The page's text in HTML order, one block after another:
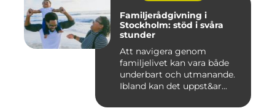
Familjerådgivning i
Stockholm: stöd i svåra
stunder
Att navigera genom
familjelivet kan vara både
underbart och utmanande.
Ibland kan det uppst&ar...